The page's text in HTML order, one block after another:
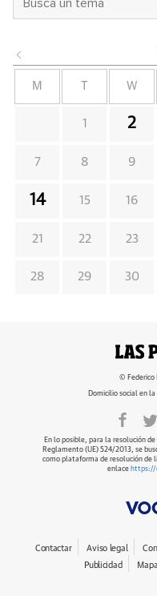
M W
1 2
7 8 9
14 15 16
21 22 23
28 29 30
© Federico
Domicilio social en
En lo posible, para la resolución
Reglamento (UE) 524/2013, se
como plataforma de resolución de
enlace https://
Contactar Aviso legal
Publicidad